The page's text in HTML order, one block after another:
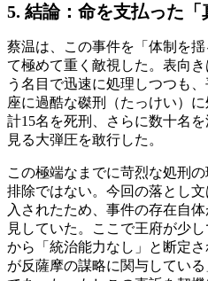
5. 結論：命を支払った
蔡温は、この事件を「体制を
て極めて重く敵視した。表向
う名目で迅速に処理しつつも
座に過酷な磔刑（たっけい）
計15名を死刑、さらに数十名
見る大弾圧を敢行した。
この極端なまでに苛烈な処刑
排除ではない。今回の落とし
入されたため、事件の存在自
見していた。ここで王府が少
から「統治能力なし」と断定
が反薩摩の謀略に関与してい